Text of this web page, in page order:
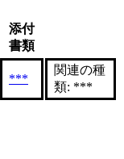
添付
書類
***
関連の種
類: ***